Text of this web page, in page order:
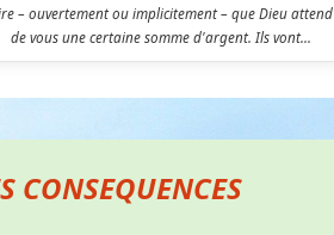
– ouvertement ou implicitement – ​​que Dieu attend
de vous une certaine somme d'argent. Ils vont...
CONSEQUENCES